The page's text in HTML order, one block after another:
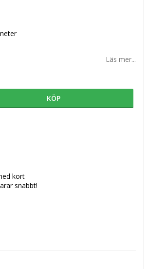
Läs mer...
KÖP
kort
snabbt!